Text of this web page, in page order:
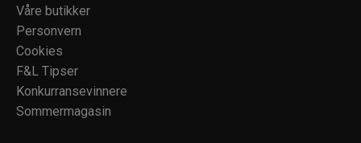
Våre butikker
Personvern
Cookies
F&L Tipser
Konkurransevinnere
Sommermagasin